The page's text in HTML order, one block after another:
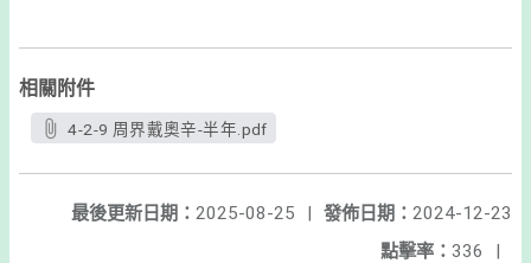
相關附件
4-2-9 周界戴奧辛-半年.pdf
發佈日期： 2024-12-23
最後更新日期： 2025-08-25
|
點擊率： 336 |